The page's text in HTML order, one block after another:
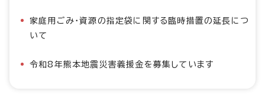
家庭用ごみ・資源の指定袋に関する臨時措置の延長につ
いて
令和8年熊本地震災害義援金を募集しています